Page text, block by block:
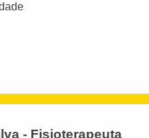
- Fisioterapeuta